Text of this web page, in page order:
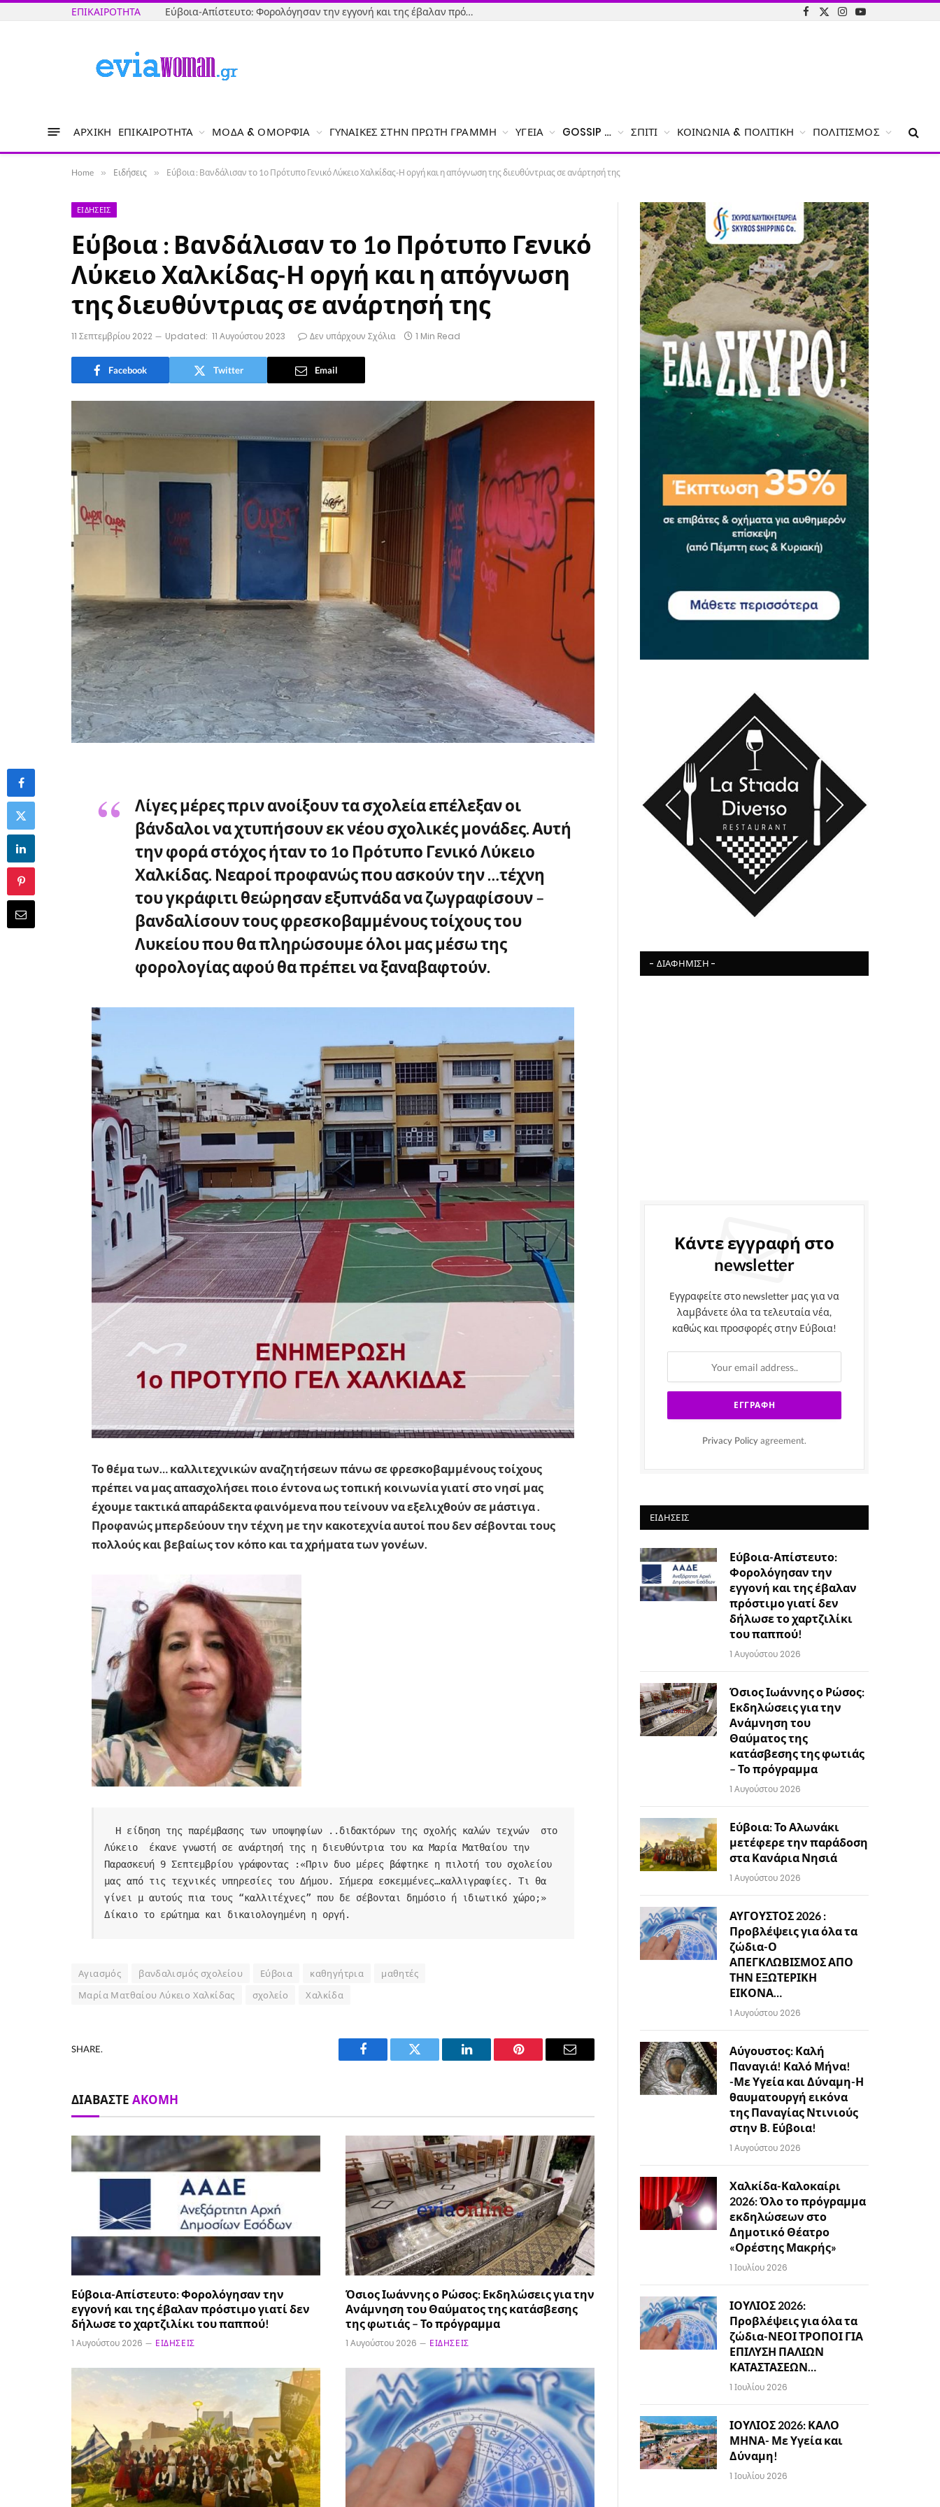
ΕΠΙΚΑΙΡΌΤΗΤΑ Εύβοια-Απίστευτο: Φορολόγησαν την εγγονή και της έβαλαν πρόστιμο γιατί δεν δήλωσε το χαρτζιλίκι του παππού!
Facebook
X
Instagram
YouTube
ΑΡΧΙΚΉ ΕΠΙΚΑΙΡΌΤΗΤΑ ΜΌΔΑ & ΟΜΟΡΦΙΆ ΓΥΝΑΊΚΕΣ ΣΤΗΝ ΠΡΏΤΗ ΓΡΑΜΜΉ ΥΓΕΊΑ GOSSIP … ΣΠΊΤΙ ΚΟΙΝΩΝΊΑ & ΠΟΛΙΤΙΚΉ ΠΟΛΙΤΙΣΜΌΣ
Home » Ειδήσεις » Εύβοια : Βανδάλισαν το 1ο Πρότυπο Γενικό Λύκειο Χαλκίδας-Η οργή και η απόγνωση της διευθύντριας σε ανάρτησή της
ΕΙΔΉΣΕΙΣ
Εύβοια : Βανδάλισαν το 1ο Πρότυπο Γενικό
Λύκειο Χαλκίδας-Η οργή και η απόγνωση
της διευθύντριας σε ανάρτησή της
11 Σεπτεμβρίου 2022 Updated: 11 Αυγούστου 2023 Δεν υπάρχουν Σχόλια 1 Min Read
Facebook Twitter Email
Λίγες μέρες πριν ανοίξουν τα σχολεία επέλεξαν οι
βάνδαλοι να χτυπήσουν εκ νέου σχολικές μονάδες. Αυτή
την φορά στόχος ήταν το 1ο Πρότυπο Γενικό Λύκειο
Χαλκίδας. Νεαροί προφανώς που ασκούν την …τέχνη
του γκράφιτι θεώρησαν εξυπνάδα να ζωγραφίσουν –
βανδαλίσουν τους φρεσκοβαμμένους τοίχους του
Λυκείου που θα πληρώσουμε όλοι μας μέσω της
φορολογίας αφού θα πρέπει να ξαναβαφτούν.
Το θέμα των… καλλιτεχνικών αναζητήσεων πάνω σε φρεσκοβαμμένους τοίχους
πρέπει να μας απασχολήσει ποιο έντονα ως τοπική κοινωνία γιατί στο νησί μας
έχουμε τακτικά απαράδεκτα φαινόμενα που τείνουν να εξελιχθούν σε μάστιγα .
Προφανώς μπερδεύουν την τέχνη με την κακοτεχνία αυτοί που δεν σέβονται τους
πολλούς και βεβαίως τον κόπο και τα χρήματα των γονέων.
Λύκειο  έκανε γνωστή σε ανάρτησή της η διευθύντρια του κα Μαρία Ματθαίου την
Παρασκευή 9 Σεπτεμβρίου γράφοντας :«Πριν δυο μέρες βάφτηκε η πιλoτή του σχολείου
μας από τις τεχνικές υπηρεσίες του Δήμου. Σήμερα εσκεμμένες…καλλιγραφίες. Τι θα
γίνει μ αυτούς πια τους “καλλιτέχνες” που δε σέβονται δημόσιο ή ιδιωτικό χώρο;»
Δίκαιο το ερώτημα και δικαιολογημένη η οργή.
Αγιασμός βανδαλισμός σχολείου Εύβοια καθηγήτρια
μαθητές
Μαρία Ματθαίου Λύκειο Χαλκίδας
σχολείο Χαλκίδα
SHARE.
Facebook Twitter LinkedIn Pinterest Email
ΔΙΑΒΆΣΤΕ ΑΚΌΜΗ
Εύβοια-Απίστευτο: Φορολόγησαν την
εγγονή και της έβαλαν πρόστιμο γιατί δεν
δήλωσε το χαρτζιλίκι του παππού!
1 Αυγούστου 2026 ΕΙΔΉΣΕΙΣ
Όσιος Ιωάννης ο Ρώσος: Εκδηλώσεις για την
Ανάμνηση του Θαύματος της κατάσβεσης
της φωτιάς – Το πρόγραμμα
1 Αυγούστου 2026 ΕΙΔΉΣΕΙΣ
- ΔΙΑΦΉΜΙΣΗ -
Κάντε εγγραφή στο
newsletter
Εγγραφείτε στο newsletter μας για να
λαμβάνετε όλα τα τελευταία νέα,
καθώς και προσφορές στην Εύβοια!
Privacy Policy agreement.
ΕΙΔΉΣΕΙΣ
Εύβοια-Απίστευτο:
Φορολόγησαν την
εγγονή και της έβαλαν
πρόστιμο γιατί δεν
δήλωσε το χαρτζιλίκι
του παππού!
1 Αυγούστου 2026
Όσιος Ιωάννης ο Ρώσος:
Εκδηλώσεις για την
Ανάμνηση του
Θαύματος της
κατάσβεσης της φωτιάς
– Το πρόγραμμα
1 Αυγούστου 2026
Εύβοια: Το Αλωνάκι
μετέφερε την παράδοση
στα Κανάρια Νησιά
1 Αυγούστου 2026
ΑΥΓΟΥΣΤΟΣ 2026 :
Προβλέψεις για όλα τα
ζώδια-Ο
ΑΠΕΓΚΛΩΒΙΣΜΟΣ ΑΠΟ
ΤΗΝ ΕΞΩΤΕΡΙΚΗ
ΕΙΚΟΝΑ…
1 Αυγούστου 2026
Αύγουστος: Καλή
Παναγιά! Καλό Μήνα!
-Με Υγεία και Δύναμη-Η
θαυματουργή εικόνα
της Παναγίας Ντινιούς
στην Β. Εύβοια!
1 Αυγούστου 2026
Χαλκίδα-Καλοκαίρι
2026: Όλο το πρόγραμμα
εκδηλώσεων στο
Δημοτικό Θέατρο
«Ορέστης Μακρής»
1 Ιουλίου 2026
ΙΟΥΛΙΟΣ 2026:
Προβλέψεις για όλα τα
ζώδια-ΝΕΟΙ ΤΡΟΠΟΙ ΓΙΑ
ΕΠΙΛΥΣΗ ΠΑΛΙΩΝ
ΚΑΤΑΣΤΑΣΕΩΝ…
1 Ιουλίου 2026
ΙΟΥΛΙΟΣ 2026: ΚΑΛΟ
ΜΗΝΑ- Με Υγεία και
Δύναμη!
1 Ιουλίου 2026